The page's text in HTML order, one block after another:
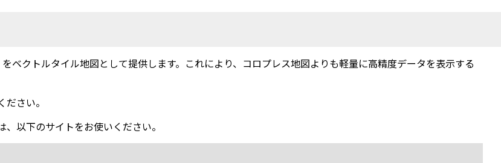
をベクトルタイル地図として提供します。これにより、コロプレス地図よりも軽量に高精度データを表示する
さい。
以下のサイトをお使いください。